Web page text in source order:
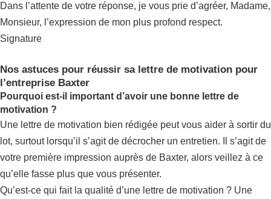
Dans l’attente de votre réponse, je vous prie d’agréer, Madame,
Monsieur, l’expression de mon plus profond respect.
Signature
Nos astuces pour réussir sa lettre de motivation pour
l’entreprise Baxter
Pourquoi est-il important d’avoir une bonne lettre de
motivation ?
Une lettre de motivation bien rédigée peut vous aider à sortir du
lot, surtout lorsqu’il s’agit de décrocher un entretien. Il s’agit de
votre première impression auprès de Baxter, alors veillez à ce
qu’elle fasse plus que vous présenter.
Qu’est-ce qui fait la qualité d’une lettre de motivation ? Une